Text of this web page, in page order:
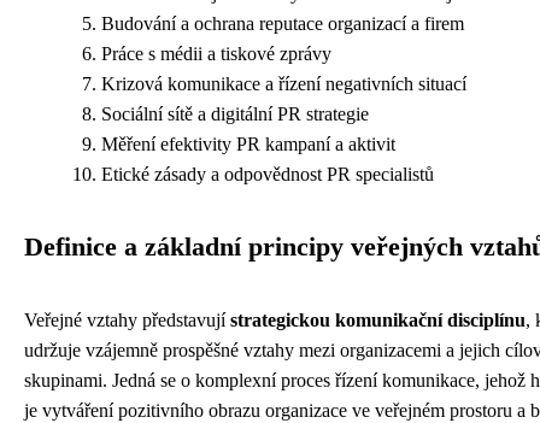
Budování a ochrana reputace organizací a firem
Práce s médii a tiskové zprávy
Krizová komunikace a řízení negativních situací
Sociální sítě a digitální PR strategie
Měření efektivity PR kampaní a aktivit
Etické zásady a odpovědnost PR specialistů
Definice a základní principy veřejných
Veřejné vztahy představujístrategickou komunikační disciplínu,
udržuje vzájemně prospěšné vztahy mezi organizacemi a jejich
skupinami. Jedná se o komplexní proces řízení komunikace, jehož
je vytváření pozitivního obrazu organizace ve veřejném prostoru a